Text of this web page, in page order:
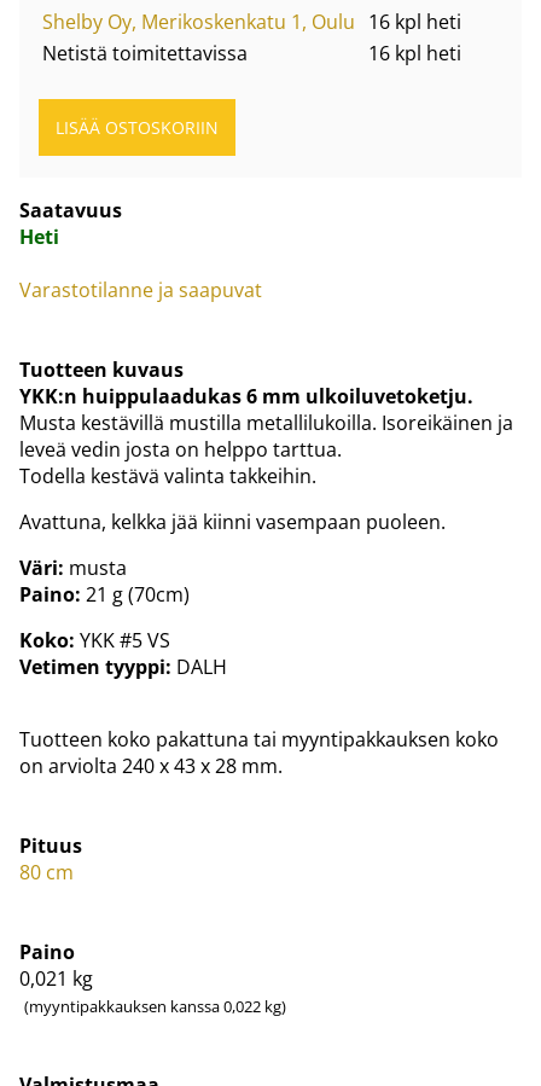
Shelby Oy, Merikoskenkatu 1, Oulu 16 kpl heti
Netistä toimitettavissa
16 kpl heti
Saatavuus
Heti
Varastotilanne ja saapuvat
Tuotteen kuvaus
YKK:n huippulaadukas 6 mm ulkoiluvetoketju.
Musta kestävillä mustilla metallilukoilla. Isoreikäinen ja
leveä vedin josta on helppo tarttua.
Todella kestävä valinta takkeihin.
Avattuna, kelkka jää kiinni vasempaan puoleen.
Väri: musta
Paino: 21 g (70cm)
Koko: YKK #5 VS
Vetimen tyyppi: DALH
Tuotteen koko pakattuna tai myyntipakkauksen koko
on arviolta 240 x 43 x 28 mm.
Pituus
80 cm
Paino
0,021 kg
(myyntipakkauksen kanssa 0,022 kg)